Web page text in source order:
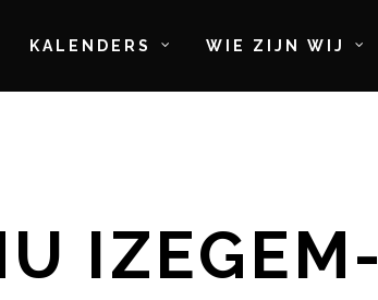
KALENDERS WIE ZIJN WIJ
IZEGEM-